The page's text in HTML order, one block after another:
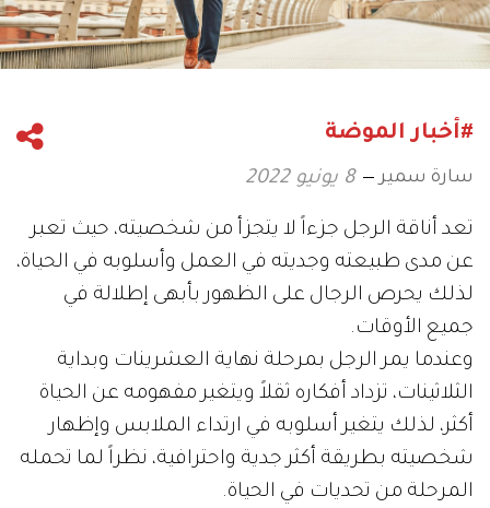
#أخبار الموضة
سارة سمير 8 يونيو 2022
تعد أناقة الرجل جزءاً لا يتجزأ من شخصيته، حيث تعبر
عن مدى طبيعته وجديته في العمل وأسلوبه في الحياة،
لذلك يحرص الرجال على الظهور بأبهى إطلالة في
جميع الأوقات.
وعندما يمر الرجل بمرحلة نهاية العشرينات وبداية
الثلاثينات، تزداد أفكاره ثقلاً ويتغير مفهومه عن الحياة
أكثر، لذلك يتغير أسلوبه في ارتداء الملابس وإظهار
شخصيته بطريقة أكثر جدية واحترافية، نظراً لما تحمله
المرحلة من تحديات في الحياة.